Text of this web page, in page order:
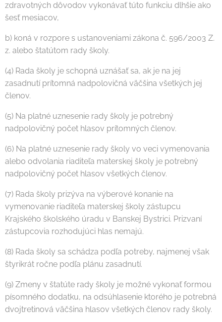
zdravotných dôvodov vykonávať túto funkciu dlhšie ako
šesť mesiacov,
b) koná v rozpore s ustanoveniami zákona č. 596/2003 Z.
z. alebo štatútom rady školy.
(4) Rada školy je schopná uznášať sa, ak je na jej
zasadnutí prítomná nadpolovičná väčšina všetkých jej
členov.
(5) Na platné uznesenie rady školy je potrebný
nadpolovičný počet hlasov prítomných členov.
(6) Na platné uznesenie rady školy vo veci vymenovania
alebo odvolania riaditeľa materskej školy je potrebný
nadpolovičný počet hlasov všetkých členov.
(7) Rada školy prizýva na výberové konanie na
vymenovanie riaditeľa materskej školy zástupcu
Krajského školského úradu v Banskej Bystrici. Prizvaní
zástupcovia rozhodujúci hlas nemajú.
(8) Rada školy sa schádza podľa potreby, najmenej však
štyrikrát ročne podľa plánu zasadnutí.
(9) Zmeny v štatúte rady školy je možné vykonať formou
písomného dodatku, na odsúhlasenie ktorého je potrebná
dvojtretinová väčšina hlasov všetkých členov rady školy.